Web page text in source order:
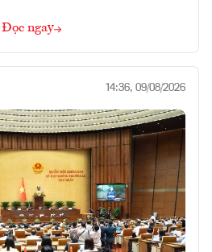
Đọc ngay
14:36, 09/08/2026